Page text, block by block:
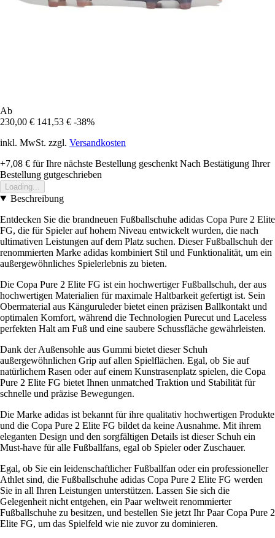
Ab
230,00 € 141,53 € -38%
inkl. MwSt. zzgl. Versandkosten
+7,08 € für Ihre nächste Bestellung geschenkt Nach Bestätigung Ihrer
Bestellung gutgeschrieben
Loading...
Beschreibung
Entdecken Sie die brandneuen Fußballschuhe adidas Copa Pure 2 Elite
FG, die für Spieler auf hohem Niveau entwickelt wurden, die nach
ultimativen Leistungen auf dem Platz suchen. Dieser Fußballschuh der
renommierten Marke adidas kombiniert Stil und Funktionalität, um ein
außergewöhnliches Spielerlebnis zu bieten.
Die Copa Pure 2 Elite FG ist ein hochwertiger Fußballschuh, der aus
hochwertigen Materialien für maximale Haltbarkeit gefertigt ist. Sein
Obermaterial aus Känguruleder bietet einen präzisen Ballkontakt und
optimalen Komfort, während die Technologien Purecut und Laceless
perfekten Halt am Fuß und eine saubere Schussfläche gewährleisten.
Dank der Außensohle aus Gummi bietet dieser Schuh
außergewöhnlichen Grip auf allen Spielflächen. Egal, ob Sie auf
natürlichem Rasen oder auf einem Kunstrasenplatz spielen, die Copa
Pure 2 Elite FG bietet Ihnen unmatched Traktion und Stabilität für
schnelle und präzise Bewegungen.
Die Marke adidas ist bekannt für ihre qualitativ hochwertigen Produkte
und die Copa Pure 2 Elite FG bildet da keine Ausnahme. Mit ihrem
eleganten Design und den sorgfältigen Details ist dieser Schuh ein
Must-have für alle Fußballfans, egal ob Spieler oder Zuschauer.
Egal, ob Sie ein leidenschaftlicher Fußballfan oder ein professioneller
Athlet sind, die Fußballschuhe adidas Copa Pure 2 Elite FG werden
Sie in all Ihren Leistungen unterstützen. Lassen Sie sich die
Gelegenheit nicht entgehen, ein Paar weltweit renommierter
Fußballschuhe zu besitzen, und bestellen Sie jetzt Ihr Paar Copa Pure 2
Elite FG, um das Spielfeld wie nie zuvor zu dominieren.